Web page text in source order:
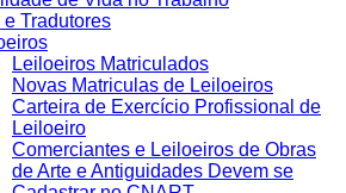
e Tradutores
Leiloeiros Matriculados
Novas Matriculas de Leiloeiros
Carteira de Exercício Profissional de
Leiloeiro
Comerciantes e Leiloeiros de Obras
de Arte e Antiguidades Devem se